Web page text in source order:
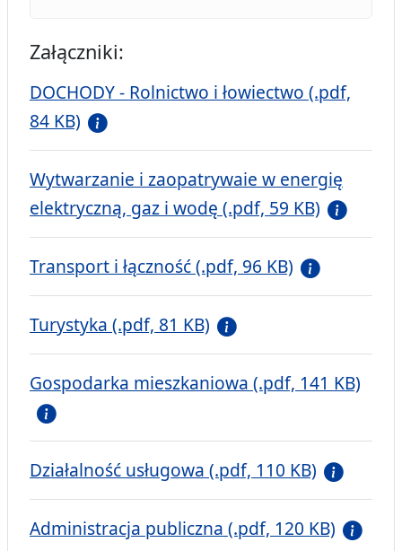
Załączniki:
DOCHODY - Rolnictwo i łowiectwo (.pdf,
84 KB)
Wytwarzanie i zaopatrywaie w energię
elektryczną, gaz i wodę (.pdf, 59 KB)
Transport i łączność (.pdf, 96 KB)
Turystyka (.pdf, 81 KB)
Gospodarka mieszkaniowa (.pdf, 141 KB)
Działalność usługowa (.pdf, 110 KB)
Administracja publiczna (.pdf, 120 KB)